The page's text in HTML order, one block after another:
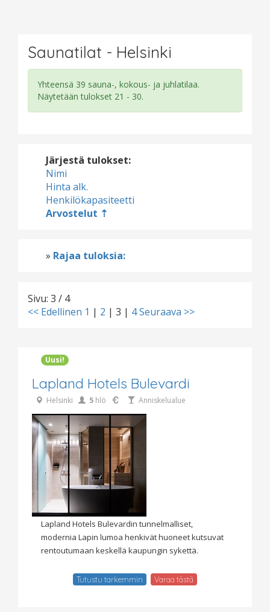
Saunatilat - Helsinki
Yhteensä 39 sauna-, kokous- ja juhlatilaa.
Näytetään tulokset 21 - 30.
Järjestä tulokset:
Nimi
Hinta alk.
Henkilökapasiteetti
Arvostelut
» Rajaa tuloksia:
Sivu: 3 / 4
<< Edellinen 1 | 2 | 3 | 4Seuraava >>
Uusi!
Lapland Hotels Bulevardi
Helsinki 5 hlö Anniskelualue
Lapland Hotels Bulevardin tunnelmalliset,
modernia Lapin lumoa henkivät huoneet kutsuvat
rentoutumaan keskellä kaupungin sykettä.
Tutustu tarkemmin Varaa tästä